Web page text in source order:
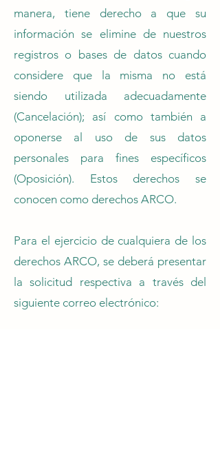
manera, tiene derecho a que su
información se elimine de nuestros
registros o bases de datos cuando
considere que la misma no está
siendo utilizada adecuadamente
(Cancelación); así como también a
oponerse al uso de sus datos
personales para fines específicos
(Oposición). Estos derechos se
conocen como derechos ARCO.
Para el ejercicio de cualquiera de los
derechos ARCO, se deberá presentar
la solicitud respectiva a través del
siguiente correo electrónico: